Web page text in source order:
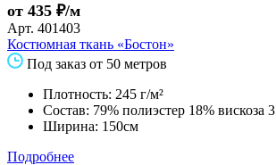
от 435 ₽/м
Арт. 401403
Костюмная ткань «Бостон»
Под заказ от 50 метров
Плотность: 245 г/м²
Состав: 79% полиэстер 18% вискоза 3
Ширина: 150см
Подробнее